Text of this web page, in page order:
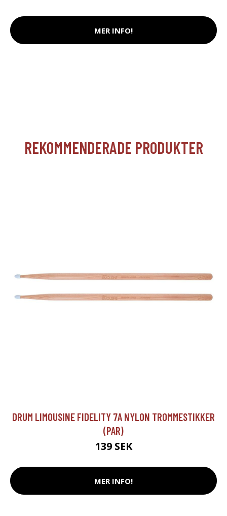
MER INFO!
REKOMMENDERADE PRODUKTER
DRUM LIMOUSINE FIDELITY 7A NYLON TROMMESTIKKER
(PAR)
139 SEK
MER INFO!